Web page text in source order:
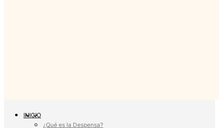
INICIO
¿Qué es la Despensa?